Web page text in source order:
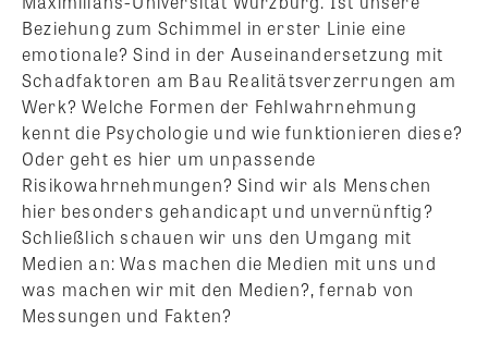
Beziehung zum Schimmel in erster Linie eine
emotionale? Sind in der Auseinandersetzung mit
Schadfaktoren am Bau Realitätsverzerrungen am
Werk? Welche Formen der Fehlwahrnehmung
kennt die Psychologie und wie funktionieren diese?
Oder geht es hier um unpassende
Risikowahrnehmungen? Sind wir als Menschen
hier besonders gehandicapt und unvernünftig?
Schließlich schauen wir uns den Umgang mit
Medien an: Was machen die Medien mit uns und
was machen wir mit den Medien?, fernab von
Messungen und Fakten?